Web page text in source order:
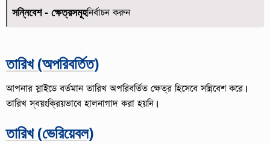
সন্নিবেশ - ক্ষেত্রসমূহনির্বাচন করুন
তারিখ (অপরিবর্তিত)
আপনার স্লাইডে বর্তমান তারিখ অপরিবর্তিত ক্ষেত্র হিসেবে সন্নিবেশ করে।
তারিখ স্বয়ংক্রিয়ভাবে হালনাগাদ করা হয়নি।
তারিখ (ভেরিয়েবল)